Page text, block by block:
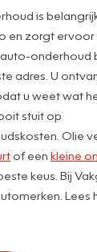
is
en zorgt ervoor
onderhoud
adres. U
u weet wat
stuit op
Olie
of een kleine
keus. Bij
Lees